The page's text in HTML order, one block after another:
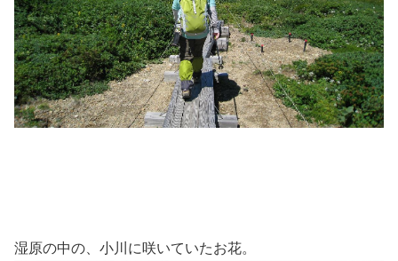
湿原の中の、小川に咲いていたお花。